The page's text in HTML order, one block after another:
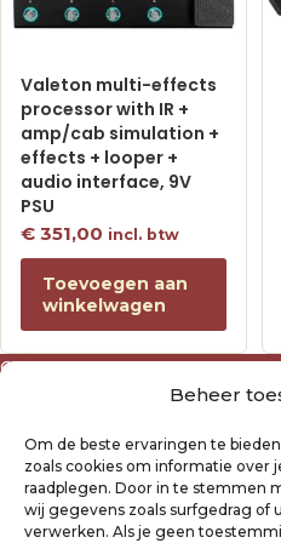
Beheer
Om de beste ervaringen te
zoals cookies om informatie over
raadplegen. Door in te stemmen
wij gegevens zoals surfgedrag of
verwerken. Als je geen
Valeton multi-effects
processor with IR +
amp/cab simulation +
effects + looper +
audio interface, 9V
PSU
€ 351,00 incl. btw
Toevoegen aan
winkelwagen
Over ons
Algemene voorwaarden
Privacyverklaring Raysland
Cookiebeleid